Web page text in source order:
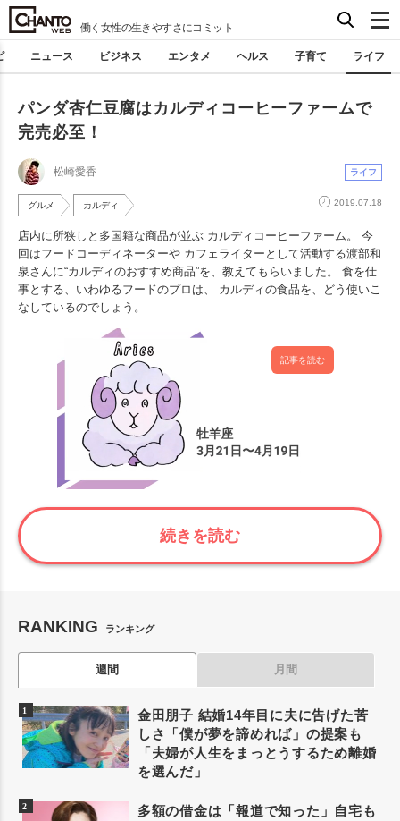
働く女性の生きやすさにコミット
ニュース ビジネス エンタメ ヘルス 子育て ライフ
パンダ杏仁豆腐はカルディコーヒーファームで
完売必至！
松崎愛香 ライフ
グルメ カルディ 2019.07.18
店内に所狭しと多国籍な商品が並ぶ カルディコーヒーファーム。 今
回はフードコーディネーターや カフェライターとして活動する渡部和
泉さんに“カルディのおすすめ商品”を、教えてもらいました。 食を仕
事とする、いわゆるフードのプロは、 カルディの食品を、どう使いこ
なしているのでしょう。
記事を読む
続きを読む
RANKING ランキング
週間 月間
金田朋子 結婚14年目に夫に告げた苦
しさ「僕が夢を諦めれば」の提案も
「夫婦が人生をまっとうするため離婚
を選んだ」
多額の借金は「報道で知った」自宅も